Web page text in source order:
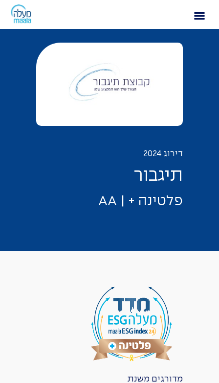
תיגבור
דירוג 2024
תיגבור
פלטינ ה +
AA
מדורגים משנת